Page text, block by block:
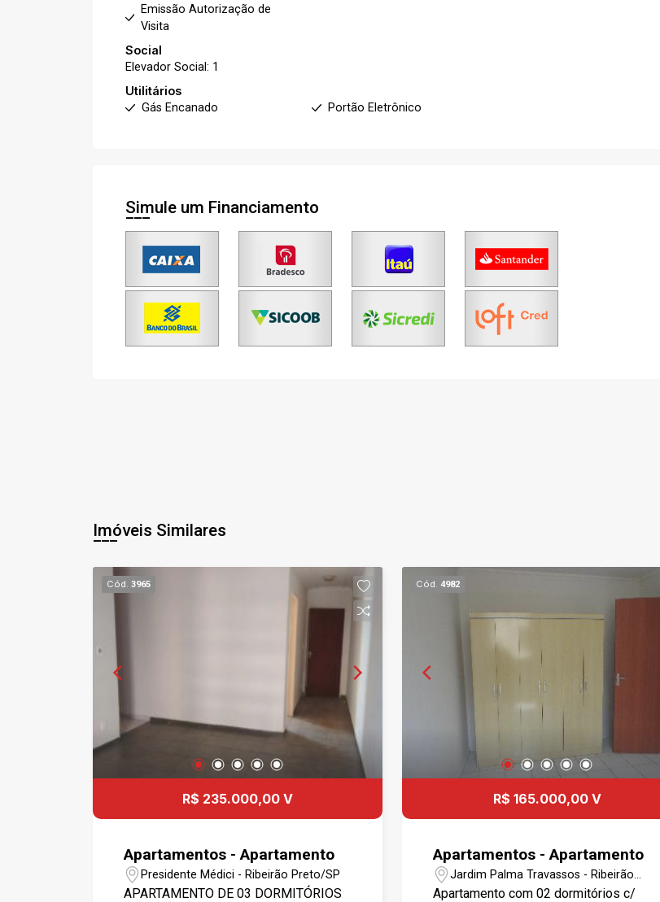
Emissão Autorização de
Visita
Social
Elevador Social: 1
Utilitários
Gás Encanado
Portão Eletrônico
Simule um Financiamento
Imóveis Similares
Cód. 3965
R$ 235.000,00 V
Apartamentos - Apartamento
Presidente Médici - Ribeirão Preto/SP
APARTAMENTO DE 03 DORMITÓRIOS
Cód. 4982
R$ 165.000,00 V
Apartamentos - Apartamento
Jardim Palma Travassos - Ribeirão
Preto/SP
Apartamento com 02 dormitórios c/